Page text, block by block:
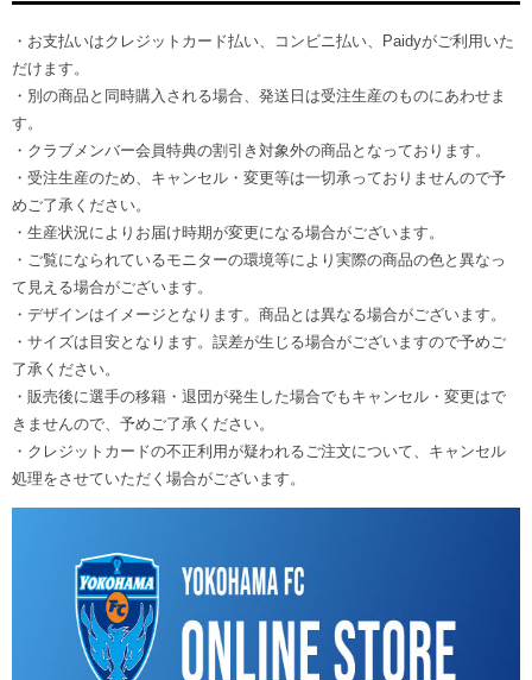
・お支払いはクレジットカード払い、コンビニ払い、Paidyがご利用いた
だけます。
・別の商品と同時購入される場合、発送日は受注生産のものにあわせま
す。
・クラブメンバー会員特典の割引き対象外の商品となっております。
・受注生産のため、キャンセル・変更等は一切承っておりませんので予
めご了承ください。
・生産状況によりお届け時期が変更になる場合がございます。
・ご覧になられているモニターの環境等により実際の商品の色と異なっ
て見える場合がございます。
・デザインはイメージとなります。商品とは異なる場合がございます。
・サイズは目安となります。誤差が生じる場合がございますので予めご
了承ください。
・販売後に選手の移籍・退団が発生した場合でもキャンセル・変更はで
きませんので、予めご了承ください。
・クレジットカードの不正利用が疑われるご注文について、キャンセル
処理をさせていただく場合がございます。